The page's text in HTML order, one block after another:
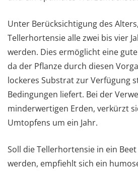
Unter Berücksichtigung des
Tellerhortensie alle zwei bis vier
werden. Dies ermöglicht eine
da der Pflanze durch diesen
lockeres Substrat zur Verfügung
Bedingungen liefert. Bei der
minderwertigen Erden, verkürzt
Umtopfens um ein Jahr.
Soll die Tellerhortensie in ein
werden, empfiehlt sich ein